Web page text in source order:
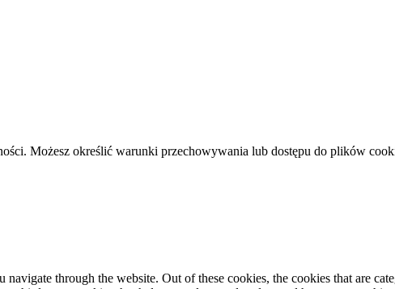
Możesz określić warunki przechowywania lub dostępu do plików
through the website. Out of these cookies, the cookies that are